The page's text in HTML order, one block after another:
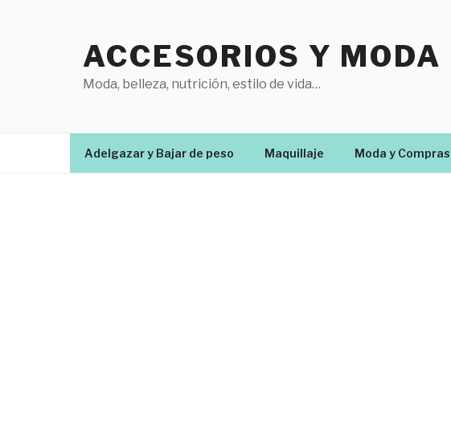
ACCESORIOS Y MODA
Moda, belleza, nutrición, estilo de vida…
Adelgazar y Bajar de peso Maquillaje Moda y Compras